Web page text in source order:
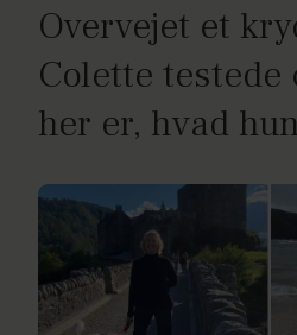
Overvejet et
Colette
her er, hvad